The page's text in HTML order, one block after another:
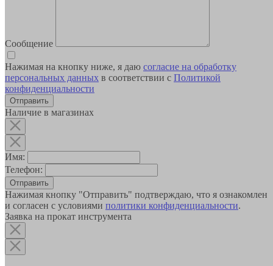
Сообщение
Нажимая на кнопку ниже, я даю согласие на обработку
персональных данных в соответствии с Политикой
конфиденциальности
Наличие в магазинах
Имя:
Телефон:
Отправить
Нажимая кнопку "Отправить" подтверждаю, что я ознакомлен
и согласен с условиями политики конфиденциальности.
Заявка на прокат инструмента